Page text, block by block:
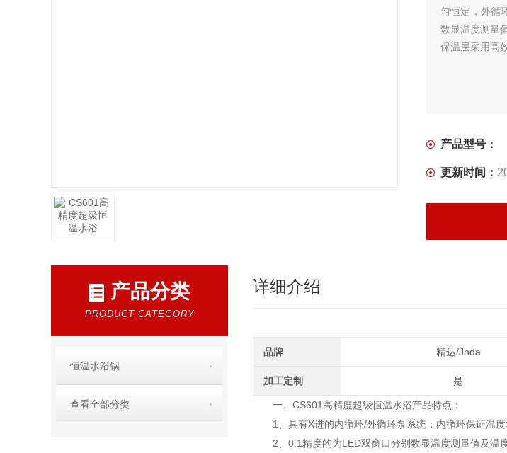
匀恒定，外循
数显温度测量
保温层采用高
产品型号：
更新时间：
产品分类
PRODUCT CATEGORY
恒温水浴锅
查看全部分类
详细介绍
品牌 精达/Jnda
加工定制 是
一、 CS601 高精度超级恒温水浴产品特点：
1 、具有X进的内循环/外循环泵系统，内循环保证温
2、 0.1 精度的为LED双窗口分别数显温度测量值及温